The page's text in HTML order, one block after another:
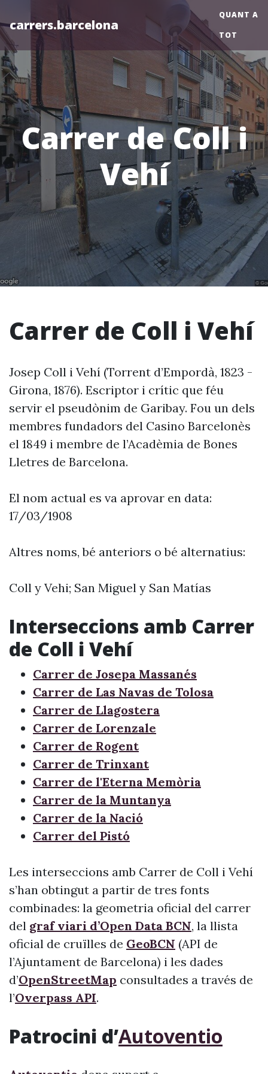
carrers.barcelona
QUANT A
TOT
Carrer de Coll i
Vehí
Carrer de Coll i Vehí
Josep Coll i Vehí (Torrent d’Empordà, 1823 -
Girona, 1876). Escriptor i crític que féu
servir el pseudònim de Garibay. Fou un dels
membres fundadors del Casino Barcelonès
el 1849 i membre de l’Acadèmia de Bones
Lletres de Barcelona.
El nom actual es va aprovar en data:
17/03/1908
Altres noms, bé anteriors o bé alternatius:
Coll y Vehi; San Miguel y San Matías
Interseccions amb Carrer
de Coll i Vehí
Carrer de Josepa Massanés
Carrer de Las Navas de Tolosa
Carrer de Llagostera
Carrer de Lorenzale
Carrer de Rogent
Carrer de Trinxant
Carrer de l'Eterna Memòria
Carrer de la Muntanya
Carrer de la Nació
Carrer del Pistó
Les interseccions amb Carrer de Coll i Vehí
s’han obtingut a partir de tres fonts
combinades: la geometria oficial del carrer
del graf viari d’Open Data BCN, la llista
oficial de cruïlles de GeoBCN (API de
l’Ajuntament de Barcelona) i les dades
d’OpenStreetMap consultades a través de
l’Overpass API.
Patrocini d’Autoventio